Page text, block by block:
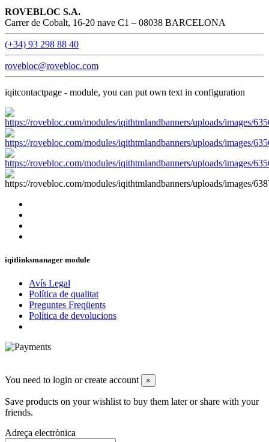
ROVEBLOC S.A.
Carrer de Cobalt, 16-20 nave C1 – 08038 BARCELONA
(+34) 93 298 88 40
rovebloc@rovebloc.com
iqitcontactpage - module, you can put own text in configuration
iqitlinksmanager module
Avís Legal
Política de qualitat
Preguntes Freqüents
Política de devolucions
You need to login or create account ×
Save products on your wishlist to buy them later or share with your
friends.
Adreça electrònica